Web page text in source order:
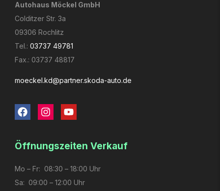
Autohaus Möckel GmbH
Colditzer Str. 3a
09306 Rochlitz
Tel.: 03737 49781
Fax.: 03737 48817
moeckel.kd­@partner.skoda-auto.de
Öffnungs­zeiten Verkauf
Mo – Fr: 08:30 – 18:00 Uhr
Sa: 09:00 – 12:00 Uhr